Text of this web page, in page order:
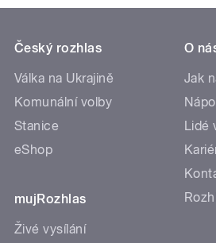
Český rozhlas
Válka na Ukrajině
Komunální volby
Stanice
eShop
mujRozhlas
Živé vysílání
O
Jak
Lidé